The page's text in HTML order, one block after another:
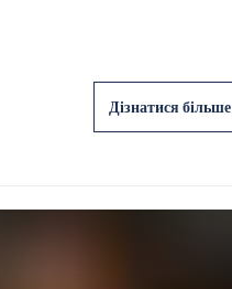
Дізнатися більше